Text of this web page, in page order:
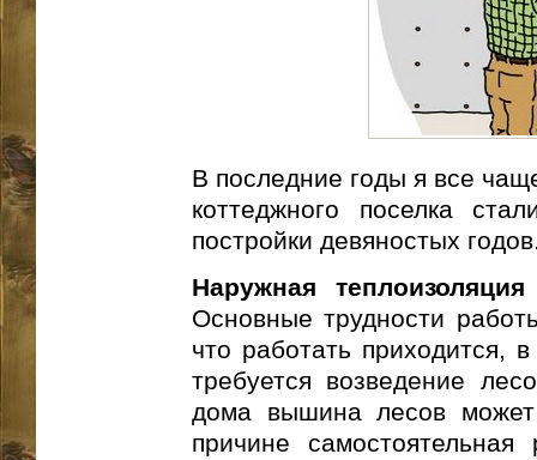
В последние годы я все
коттеджного поселка
постройки девяностых
Наружная теплоизоляция
Основные трудности
что работать приходится,
требуется возведение
дома вышина лесов
причине